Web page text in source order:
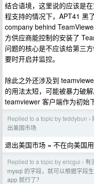
结合语境，这里说的应该是
程支持的情况下，APT41 黑
company behind
方供应商能控制的安装了
问题的核心是不应该给第三
要时开启并监控。
除此之外还涉及到
的用法太短，可能被暴力破
teamviewer 客户端作为初始
Replied to a topic by teddybun ›
出美国市场
退出美国市场 = 不在向美国
Replied to a topic by ericgui › 有
mysql 的字段，就可以根据字段
app 就行了？